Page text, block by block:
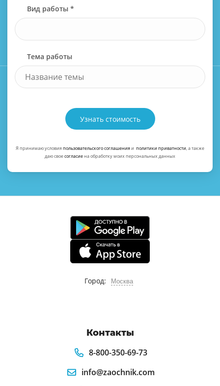
Вид работы *
Тема работы
Узнать стоимость
Я принимаю условияпользовательского соглашенияи политики приватности, а также
даю своесогласиена обработку моих персональных данных
Город: Москва
Контакты
8-800-350-69-73
info@zaochnik.com